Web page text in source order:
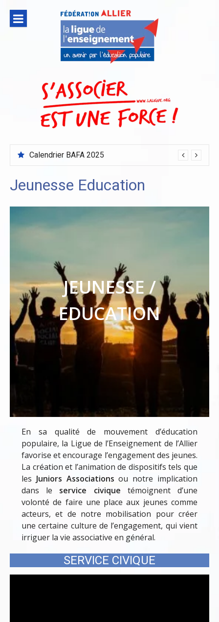
contenu
Calendrier BAFA 2025
Jeunesse Education
JEUNESSE /
EDUCATION
En sa qualité de mouvement d’éducation
populaire, la Ligue de l’Enseignement de l’Allier
favorise et encourage l’engagement des jeunes.
La création et l’animation de dispositifs tels que
les Juniors Associations ou notre implication
dans le service civique témoignent d’une
volonté de faire une place aux jeunes comme
acteurs, et de notre mobilisation pour créer
une certaine culture de l’engagement, qui vient
irriguer la vie associative en général.
SERVICE CIVIQUE